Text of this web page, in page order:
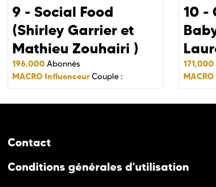
9 - Social Food
(Shirley Garrier et
Mathieu Zouhairi )
196,000 Abonnés
MACRO Influenceur Couple :
10 -
171,000
Contact
Conditions générales d'utilisation